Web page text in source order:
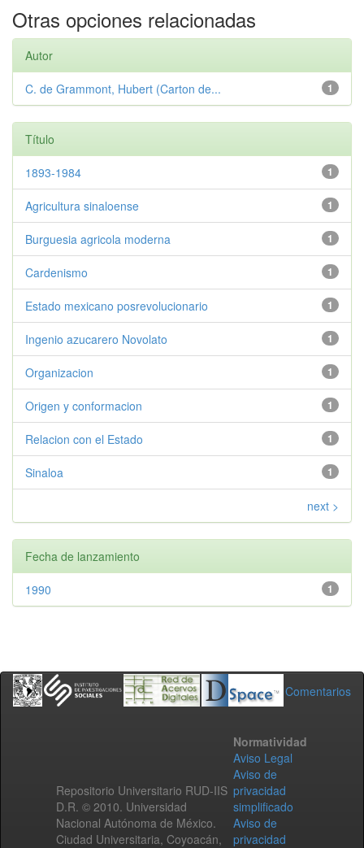
Otras opciones relacionadas
Autor
1
C. de Grammont, Hubert (Carton de...
Título
1
1893-1984
1
Agricultura sinaloense
1
Burguesia agricola moderna
1
Cardenismo
1
Estado mexicano posrevolucionario
1
Ingenio azucarero Novolato
1
Organizacion
1
Origen y conformacion
1
Relacion con el Estado
1
Sinaloa
next >
Fecha de lanzamiento
1
1990
Comentarios
Repositorio Universitario RUD-IIS
D.R. © 2010. Universidad
Nacional Autónoma de México.
Ciudad Universitaria, Coyoacán,
Normatividad
Aviso Legal
Aviso de
privacidad
simplificado
Aviso de
privacidad